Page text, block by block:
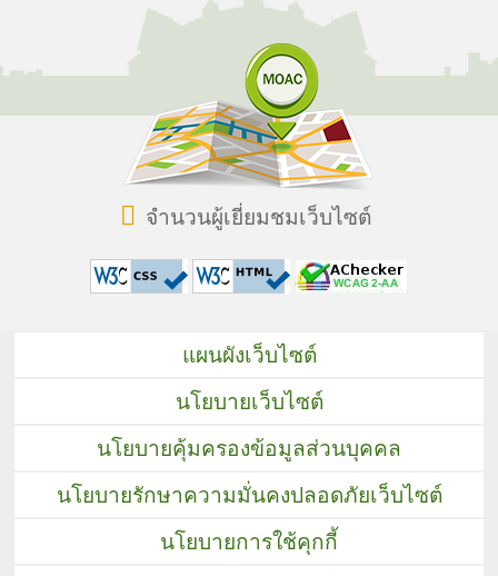
จำนวนผู้เยี่ยมชมเว็บไซต์
แผนผังเว็บไซต์
นโยบายเว็บไซต์
นโยบายคุ้มครองข้อมูลส่วนบุคคล
นโยบายรักษาความมั่นคงปลอดภัยเว็บไซต์
นโยบายการใช้คุกกี้